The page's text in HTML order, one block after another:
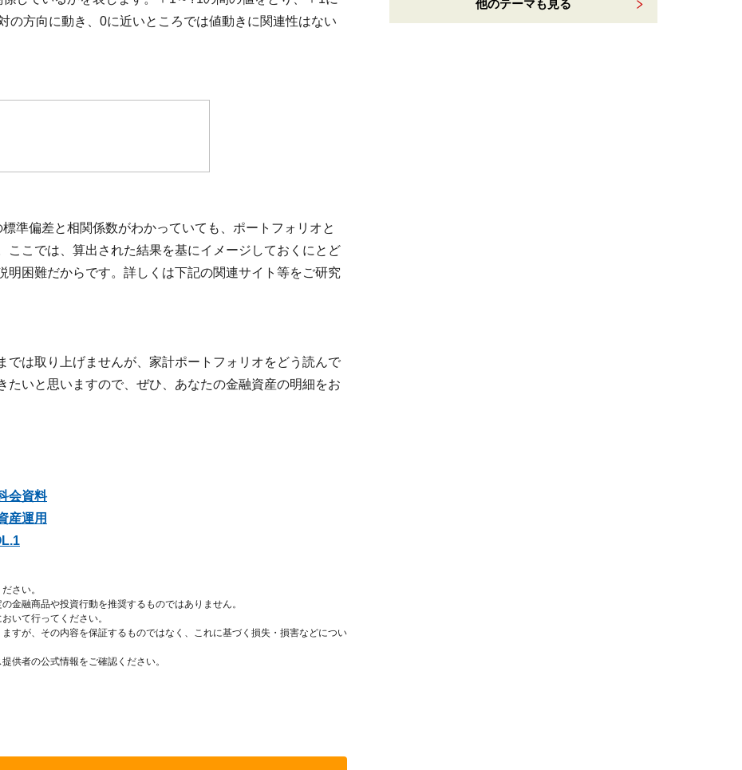
の方向に動き、0に近いところでは値動きに関連性はない
準偏差と相関係数がわかっていても、ポートフォリオと
ここでは、算出された結果を基にイメージしておくにとど
明困難だからです。詳しくは下記の関連サイト等をご研究
では取り上げませんが、家計ポートフォリオをどう読んで
たいと思いますので、ぜひ、あなたの金融資産の明細をお
会資料
産運用
さい。
金融商品や投資行動を推奨するものではありません。
いて行ってください。
すが、その内容を保証するものではなく、これに基づく損失・損害などについ
供者の公式情報をご確認ください。
他のテーマも見る